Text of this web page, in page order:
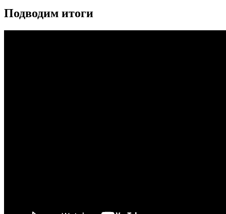
Подводим итоги